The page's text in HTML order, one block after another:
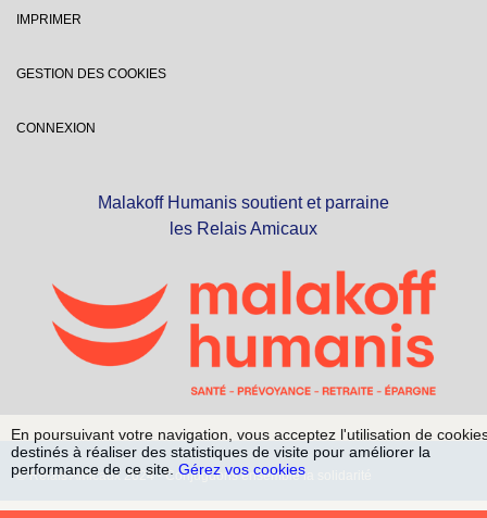
IMPRIMER
GESTION DES COOKIES
CONNEXION
Malakoff Humanis soutient et parraine
les Relais Amicaux
© Relais Amicaux 2024 - Conjuguons ensemble la solidarité
En poursuivant votre navigation, vous acceptez l'utilisation de
destinés à réaliser des statistiques de visite pour améliorer la
performance de ce site. Gérez vos cookies